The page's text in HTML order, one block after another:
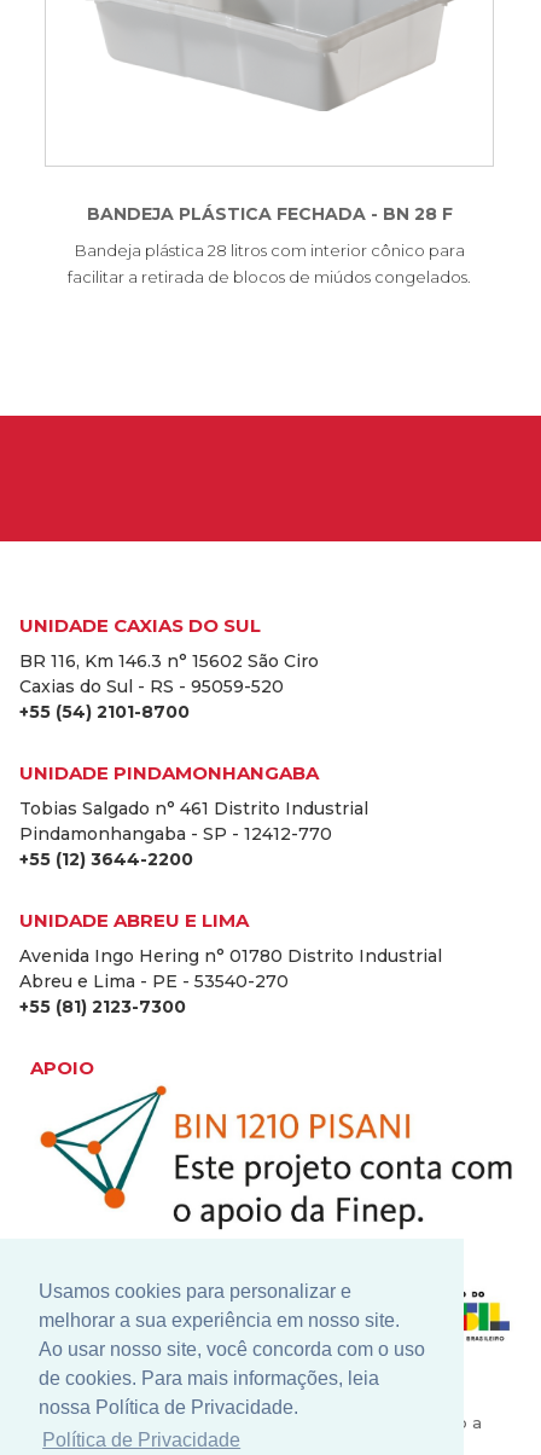
Usamos cookies para personalizar e
melhorar a sua experiência em nosso site.
Ao usar nosso site, você concorda com o uso
de cookies. Para mais informações, leia
nossa Política de Privacidade.
Política de Privacidade
BANDEJA PLÁSTICA FECHADA - BN 28 F
Bandeja plástica 28 litros com interior cônico para
facilitar a retirada de blocos de miúdos congelados.
UNIDADE CAXIAS DO SUL
BR 116, Km 146.3 n° 15602 São Ciro
Caxias do Sul - RS - 95059-520
+55 (54) 2101-8700
UNIDADE PINDAMONHANGABA
Tobias Salgado n° 461 Distrito Industrial
Pindamonhangaba - SP - 12412-770
+55 (12) 3644-2200
UNIDADE ABREU E LIMA
Avenida Ingo Hering n° 01780 Distrito Industrial
Abreu e Lima - PE - 53540-270
+55 (81) 2123-7300
APOIO
Nosso constante investimento em pesquisa e
desenvolvimento conta com grandes parceiros como a
Finep - Financiadora de Inovação e Pesquisa, para a